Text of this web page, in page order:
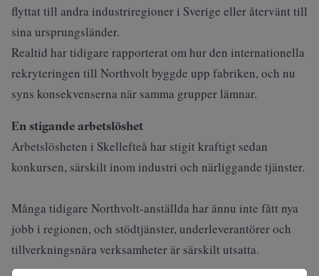
flyttat till andra industriregioner i Sverige eller återvänt till
sina ursprungsländer.
Realtid har tidigare rapporterat om hur den internationella
rekryteringen till Northvolt byggde upp fabriken, och nu
syns konsekvenserna när samma grupper lämnar.
En stigande arbetslöshet
Arbetslösheten i Skellefteå har stigit kraftigt sedan
konkursen, särskilt inom industri och närliggande tjänster.
Många tidigare Northvolt‑anställda har ännu inte fått nya
jobb i regionen, och stödtjänster, underleverantörer och
tillverkningsnära verksamheter är särskilt utsatta.